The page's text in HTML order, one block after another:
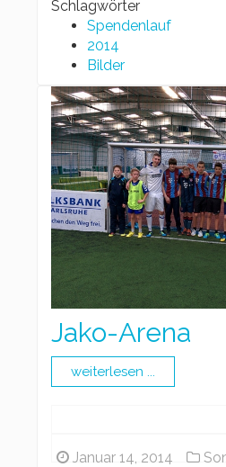
Schlagwörter
Spendenlauf
2014
Bilder
Jako-Arena
weiterlesen ...
Januar 14, 2014